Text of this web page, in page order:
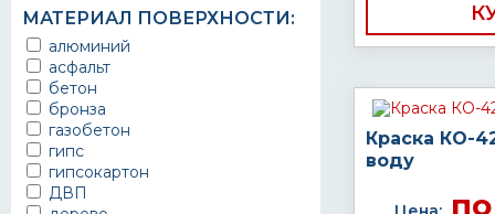
ворота
выхлопные системы
автомобилей
газопроводы
гараж
гидротехнические сооружения
городской транспорт
грузовые вагоны
двери металлические
детали двигателей
МАТЕРИАЛ ПОВЕРХНОСТИ:
алюминий
асфальт
бетон
бронза
газобетон
гипс
гипсокартон
ДВП
Краска КО-
воду
по